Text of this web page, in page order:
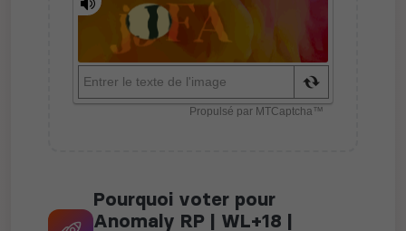
Pourquoi voter pour
Anomaly RP | WL+18 |